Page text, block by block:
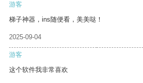
游客
梯子神器，ins随便看，美美哒！
2025-09-04
游客
这个软件我非常喜欢